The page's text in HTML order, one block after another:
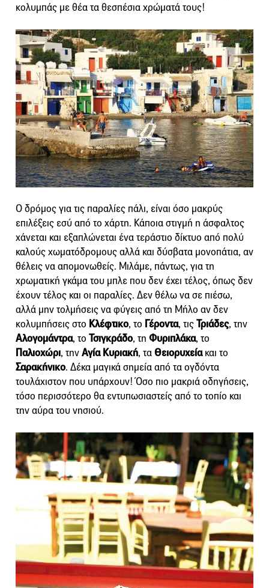
κολυμπάς με θέα τα θεσπέσια χρώματά τους!
Ο δρόμος για τις παραλίες πάλι, είναι όσο μακρύς
επιλέξεις εσύ από το χάρτη. Κάποια στιγμή η άσφαλτος
χάνεται και εξαπλώνεται ένα τεράστιο δίκτυο από πολύ
καλούς χωματόδρομους αλλά και δύσβατα μονοπάτια, αν
θέλεις να απομονωθείς. Μιλάμε, πάντως, για τη
χρωματική γκάμα του μπλε που δεν έχει τέλος, όπως δεν
έχουν τέλος και οι παραλίες. Δεν θέλω να σε πιέσω,
αλλά μην τολμήσεις να φύγεις από τη Μήλο αν δεν
κολυμπήσεις στο Κλέφτικο, το Γέροντα, τιςΤριάδες, την
Αλογομάντρα, το Τσιγκράδο, τη Φυριπλάκα, το
Παλιοχώρι, τηνΑγία Κυριακή, ταΘειορυχείακαι το
Σαρακήνικο. Δέκα μαγικά σημεία από τα ογδόντα
τουλάχιστον που υπάρχουν! Όσο πιο μακριά οδηγήσεις,
τόσο περισσότερο θα εντυπωσιαστείς από το τοπίο και
την αύρα του νησιού.